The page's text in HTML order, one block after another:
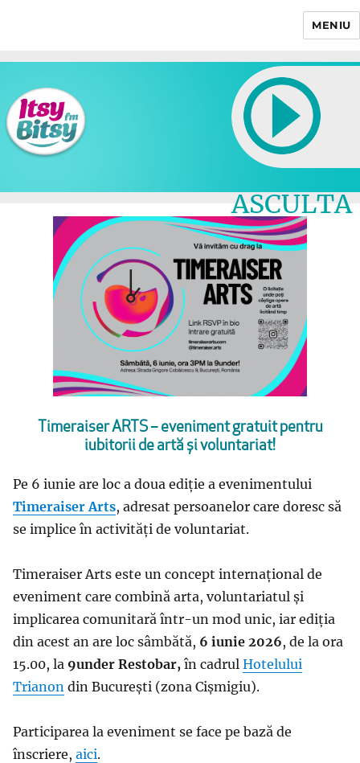
MENIU
ASCULTA
LIVE
Timeraiser ARTS – eveniment gratuit pentru
iubitorii de artă și voluntariat!
Pe 6 iunie are loc a doua ediție a evenimentului
Timeraiser Arts, adresat persoanelor care doresc să
se implice în activități de voluntariat.
Timeraiser Arts este un concept internațional de
eveniment care combină arta, voluntariatul și
implicarea comunitară într-un mod unic, iar ediția
din acest an are loc sâmbătă, 6 iunie 2026, de la ora
15.00, la 9under Restobar, în cadrul Hotelului
Trianon din București (zona Cișmigiu).
Participarea la eveniment se face pe bază de
înscriere, aici.